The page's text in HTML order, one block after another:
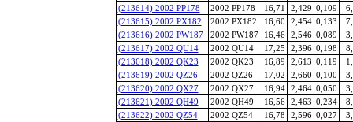
(213614) 2002 PP178
2002 PP178 16,71 2,429 0,109
(213615) 2002 PX182
2002 PX182 16,60 2,454 0,133
(213616) 2002 PW187
2002 PW187 16,46 2,546 0,089
(213617) 2002 QU14
2002 QU14 17,25 2,396 0,198
(213618) 2002 QK23
2002 QK23 16,89 2,613 0,119
(213619) 2002 QZ26
2002 QZ26 17,02 2,660 0,100
(213620) 2002 QX27
2002 QX27 16,94 2,464 0,050
(213621) 2002 QH49
2002 QH49 16,56 2,463 0,234
(213622) 2002 QZ54
2002 QZ54 16,78 2,596 0,027